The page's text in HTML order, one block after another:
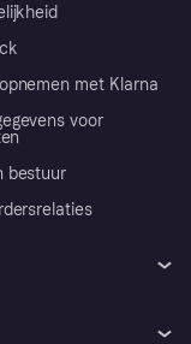
met Klarna
voor
bestuur